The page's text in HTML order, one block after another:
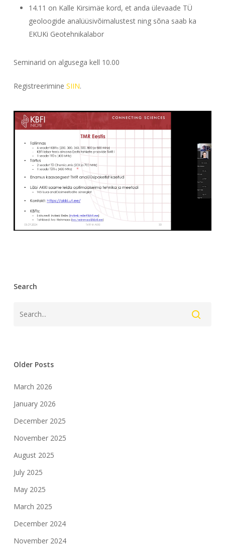
14.11 on Kalle Kirsimäe kord, et anda ülevaade TÜ
geoloogide analüüsivõimalustest ning sõna saab ka
EKUKi Geotehnikalabor
Seminarid on algusega kell 10.00
Registreerimine SIIN.
Search
Older Posts
March 2026
January 2026
December 2025
November 2025
August 2025
July 2025
May 2025
March 2025
December 2024
November 2024